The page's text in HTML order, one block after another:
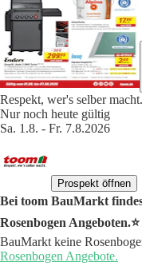
Respekt, wer's selber macht.
Nur noch heute gültig
Sa. 1.8. - Fr. 7.8.2026
Prospekt öffnen
Bei toom BauMarkt
Rosenbogen Angeboten.⭐️
BauMarkt keine
Rosenbogen Angebote.